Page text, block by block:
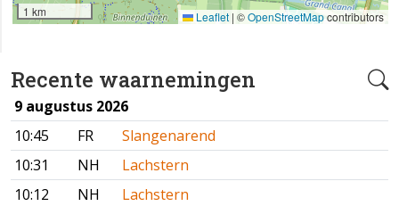
Recente waarnemingen
9 augustus 2026
10:45
FR
Slangenarend
10:31
NH
Lachstern
10:12
NH
Lachstern
1 km Leaflet | ©OpenStreetMapcontributors